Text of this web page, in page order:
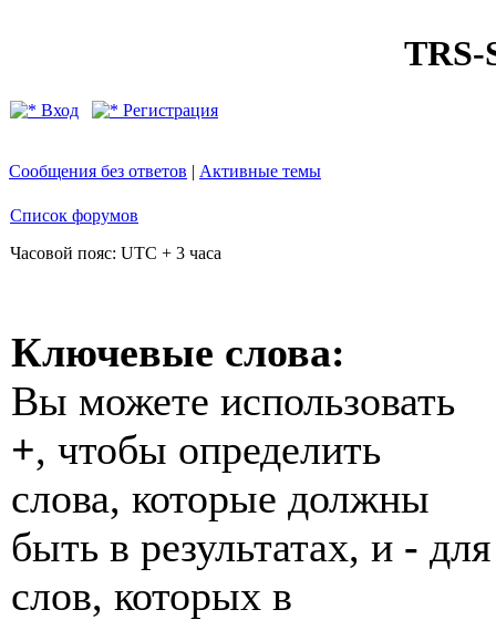
TRS-
Вход Регистрация
Сообщения без ответов | Активные темы
Список форумов
Часовой пояс: UTC + 3 часа
Ключевые слова:
Вы можете использовать
+, чтобы определить
слова, которые должны
быть в результатах, и - для
слов, которых в